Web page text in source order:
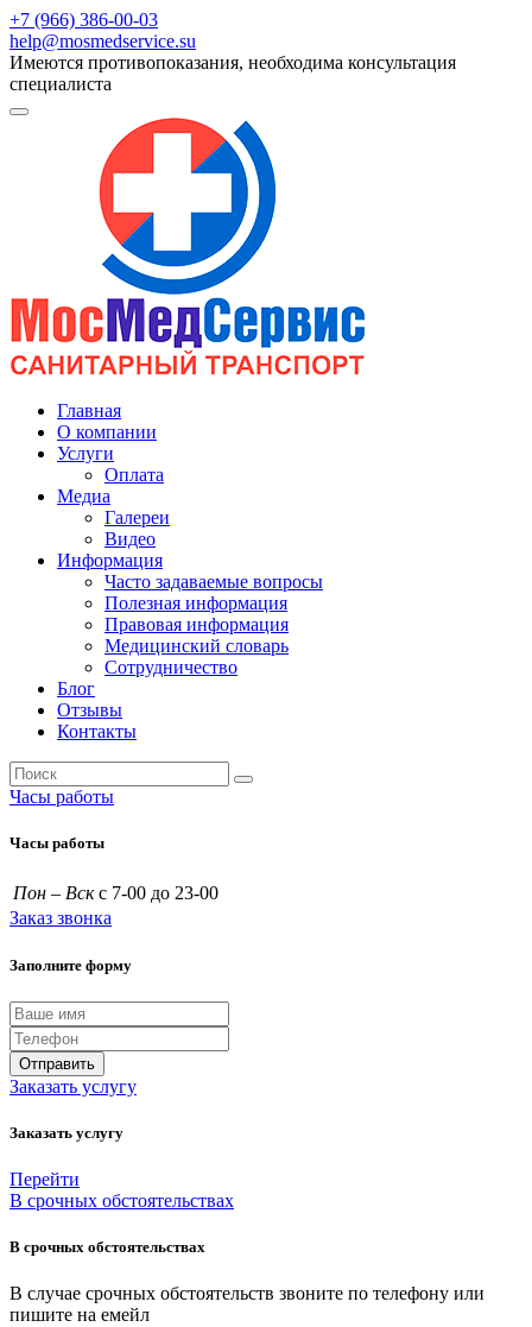
+7 (966) 386-00-03
help@mosmedservice.su
Имеются противопоказания, необходима консультация
специалиста
Главная
О компании
Услуги
Оплата
Медиа
Галереи
Видео
Информация
Часто задаваемые вопросы
Полезная информация
Правовая информация
Медицинский словарь
Сотрудничество
Блог
Отзывы
Контакты
Часы работы
Часы работы
Пон – Вск с 7-00 до 23-00
Заказ звонка
Заполните форму
Отправить
Заказать услугу
Заказать услугу
Перейти
В срочных обстоятельствах
В срочных обстоятельствах
В случае срочных обстоятельств звоните по телефону или
пишите на емейл